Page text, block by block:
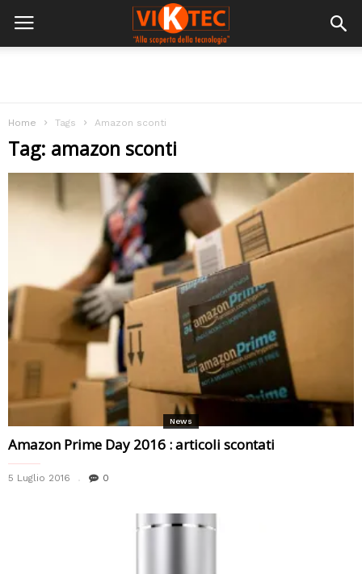
Home Tags Amazon sconti
Tag: amazon sconti
News
Amazon Prime Day 2016 : articoli scontati
5 Luglio 2016 0